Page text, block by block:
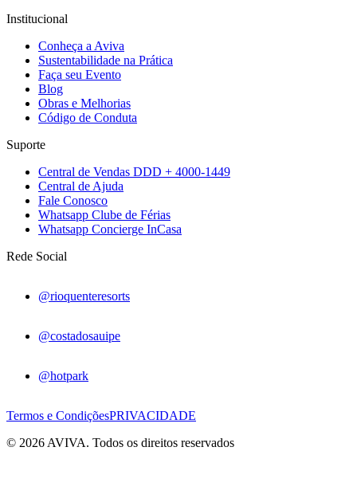
Institucional
Conheça a Aviva
Sustentabilidade na Prática
Faça seu Evento
Blog
Obras e Melhorias
Código de Conduta
Suporte
Central de Vendas DDD + 4000-1449
Central de Ajuda
Fale Conosco
Whatsapp Clube de Férias
Whatsapp Concierge InCasa
Rede Social
@rioquenteresorts
@costadosauipe
@hotpark
Termos e CondiçõesPRIVACIDADE
© 2026 AVIVA. Todos os direitos reservados